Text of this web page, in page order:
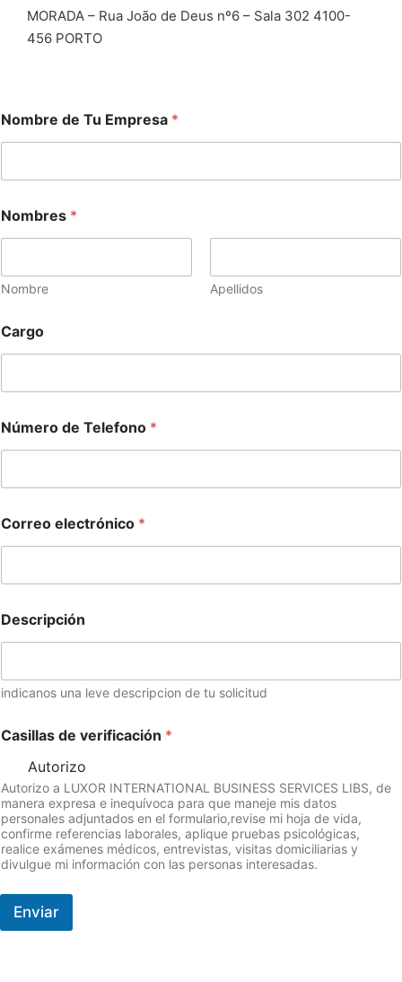
MORADA – Rua João de Deus nº6 – Sala 302 4100-
456 PORTO
Nombre de Tu Empresa *
Nombres *
Nombre Apellidos
Cargo
Número de Telefono *
Correo electrónico *
Descripción
indicanos una leve descripcion de tu solicitud
Casillas de verificación *
Autorizo
Autorizo a LUXOR INTERNATIONAL BUSINESS SERVICES LIBS, de
manera expresa e inequívoca para que maneje mis datos
personales adjuntados en el formulario,revise mi hoja de vida,
confirme referencias laborales, aplique pruebas psicológicas,
realice exámenes médicos, entrevistas, visitas domiciliarias y
divulgue mi información con las personas interesadas.
Enviar